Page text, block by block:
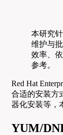
本研究
维护与
效率、
参考。
Red Hat
合适的安装方
器化安装等，
YUM/